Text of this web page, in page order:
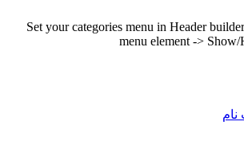
Set your categories menu in Header
menu element ->